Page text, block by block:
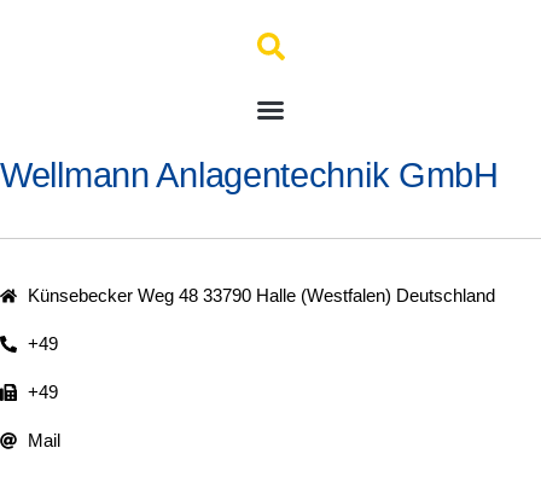
Wellmann Anlagentechnik GmbH
Künsebecker Weg 48 33790 Halle (Westfalen) Deutschland
+49
+49
Mail